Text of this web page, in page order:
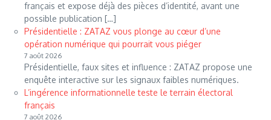
français et expose déjà des pièces d’identité, avant une
possible publication […]
Présidentielle : ZATAZ vous plonge au cœur d’une
opération numérique qui pourrait vous piéger
7 août 2026
Présidentielle, faux sites et influence : ZATAZ propose une
enquête interactive sur les signaux faibles numériques.
L’ingérence informationnelle teste le terrain électoral
français
7 août 2026